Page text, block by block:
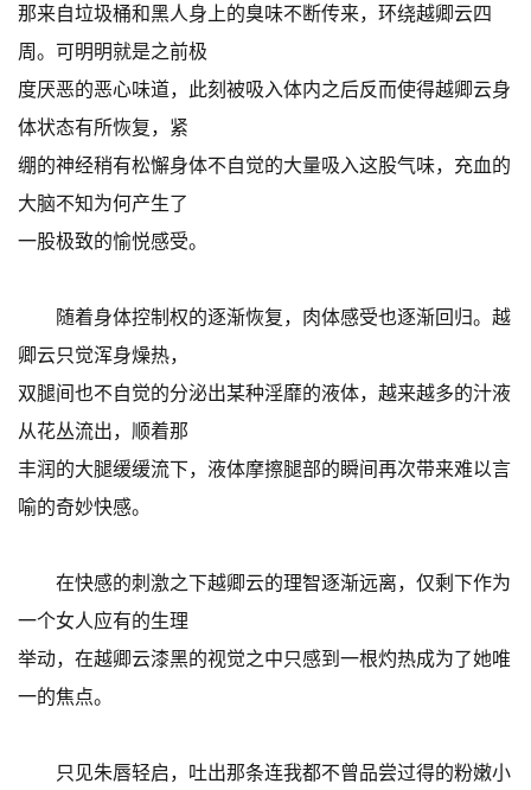
那来自垃圾桶和黑人身上的臭味不断传来，环绕越卿云四
周。可明明就是之前极
度厌恶的恶心味道，此刻被吸入体内之后反而使得越卿云身
体状态有所恢复，紧
绷的神经稍有松懈身体不自觉的大量吸入这股气味，充血的
大脑不知为何产生了
一股极致的愉悦感受。
随着身体控制权的逐渐恢复，肉体感受也逐渐回归。越
卿云只觉浑身燥热，
双腿间也不自觉的分泌出某种淫靡的液体，越来越多的汁液
从花丛流出，顺着那
丰润的大腿缓缓流下，液体摩擦腿部的瞬间再次带来难以言
喻的奇妙快感。
在快感的刺激之下越卿云的理智逐渐远离，仅剩下作为
一个女人应有的生理
举动，在越卿云漆黑的视觉之中只感到一根灼热成为了她唯
一的焦点。
只见朱唇轻启，吐出那条连我都不曾品尝过得的粉嫩小